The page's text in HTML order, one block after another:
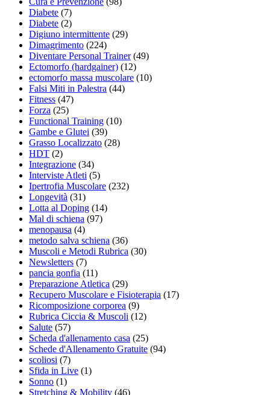
Diabete (7)
Diabete (2)
Digiuno intermittente (29)
Dimagrimento (224)
Diventare Personal Trainer(49)
Ectomorfo (hardgainer) (12)
ectomorfo massa muscolare (10)
Falsi Miti in Palestra (44)
Fitness (47)
Forza (25)
Functional Training (10)
Gambe e Glutei (39)
Grasso Localizzato (28)
HDT (2)
Integrazione (34)
Interviste Atleti (5)
Ipertrofia Muscolare (232)
Longevità (31)
Lotta al Doping (14)
Mal di schiena (97)
menopausa (4)
metodo salva schiena (36)
Muscoli e Metodi Rubrica (30)
Newsletters (7)
pancia gonfia (11)
Preparazione Atletica (29)
Recupero Muscolare e Fisioterapia (17)
Ricomposizione corporea (9)
Rubrica Ciccia & Muscoli (12)
Salute (57)
Scheda d'allenamento casa (25)
Schede d'Allenamento Gratuite (94)
scoliosi (7)
Sfida in Live (1)
Sonno (1)
Stretching & Mobility (46)